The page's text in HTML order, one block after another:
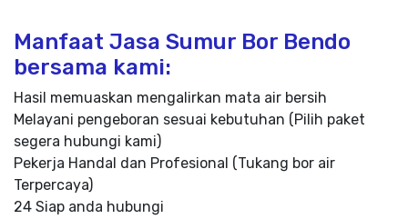
Manfaat Jasa Sumur Bor Bendo
bersama kami:
Hasil memuaskan mengalirkan mata air bersih
Melayani pengeboran sesuai kebutuhan (Pilih paket
segera hubungi kami)
Pekerja Handal dan Profesional (Tukang bor air
Terpercaya)
24 Siap anda hubungi